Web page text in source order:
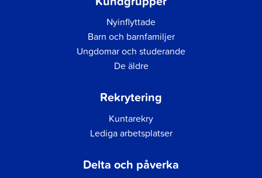
Nyinflyttade
Barn och barnfamiljer
Ungdomar och studerande
De äldre
Rekrytering
Kuntarekry
Lediga arbetsplatser
Delta och påverka